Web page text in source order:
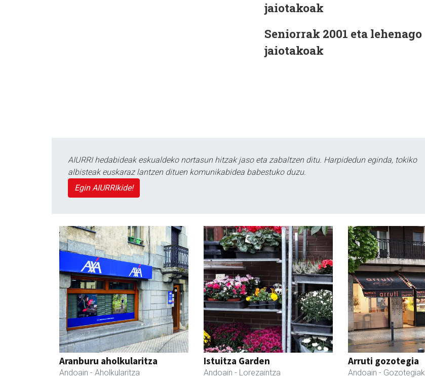
jaiotakoak
Seniorrak 2001 eta lehenago
jaiotakoak
AIURRI hedabideak eskualdeko nortasun hitzak jaso eta zabaltzen ditu. Harpidedun eginda, tokiko
albisteak euskaraz lantzen dituen komunikabidea babestuko duzu.
Egin AIURRIkide!
Aranburu aholkularitza
Andoain - Aholkularitza
Istuitza Garden
Andoain - Lorezaintza
Arruti gozotegia
Andoain - Gozotegiak